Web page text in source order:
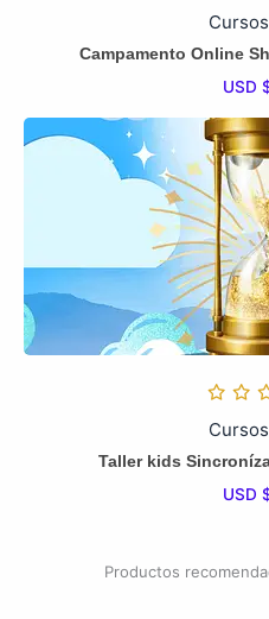
Campamento Online
USD
Taller kids
USD
Productos